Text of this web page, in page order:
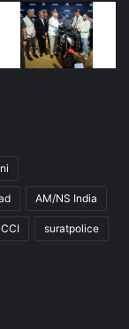
AM/NS India
suratpolice